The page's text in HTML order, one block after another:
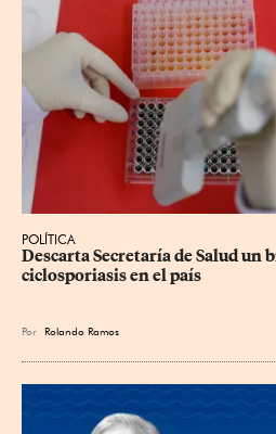
POLÍTICA
Descarta Secretaría de Salud un
ciclosporiasis en el país
Por Rolando Ramos